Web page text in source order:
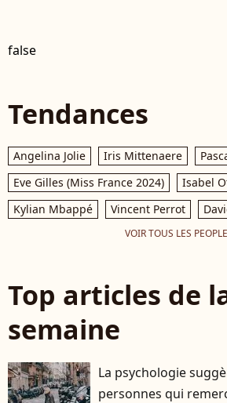
false
Tendances
Angelina Jolie Iris Mittenaere
Eve Gilles (Miss France 2024)
Isabel
Kylian Mbappé
Vincent Perrot
VOIR TOUS LES PEOPLE
Top articles de
semaine
La psychologie
personnes qui